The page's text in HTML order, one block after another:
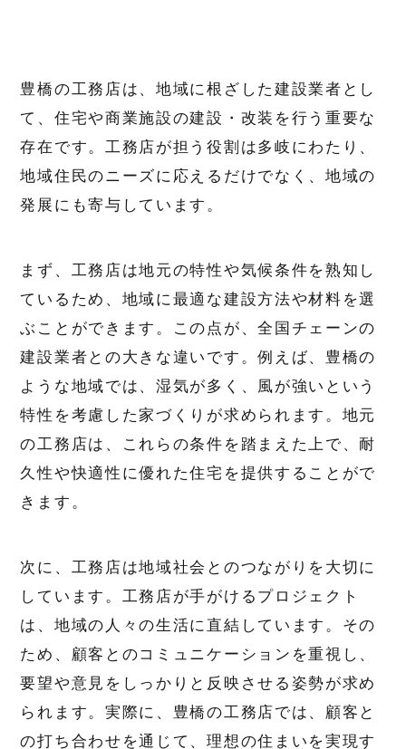
豊橋の工務店は、地域に根ざした建設業者とし
て、住宅や商業施設の建設・改装を行う重要な
存在です。工務店が担う役割は多岐にわたり、
地域住民のニーズに応えるだけでなく、地域の
発展にも寄与しています。
まず、工務店は地元の特性や気候条件を熟知し
ているため、地域に最適な建設方法や材料を選
ぶことができます。この点が、全国チェーンの
建設業者との大きな違いです。例えば、豊橋の
ような地域では、湿気が多く、風が強いという
特性を考慮した家づくりが求められます。地元
の工務店は、これらの条件を踏まえた上で、耐
久性や快適性に優れた住宅を提供することがで
きます。
次に、工務店は地域社会とのつながりを大切に
しています。工務店が手がけるプロジェクト
は、地域の人々の生活に直結しています。その
ため、顧客とのコミュニケーションを重視し、
要望や意見をしっかりと反映させる姿勢が求め
られます。実際に、豊橋の工務店では、顧客と
の打ち合わせを通じて、理想の住まいを実現す